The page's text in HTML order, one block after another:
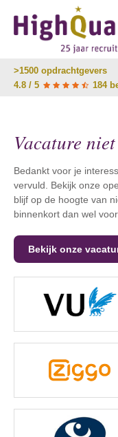
>1500 opdrachtgevers
4.8 / 5
184
Vacature
Bedankt voor je
vervuld. Bekijk onze
blijf op de hoogte van
binnenkort dan wel
Bekijk onze